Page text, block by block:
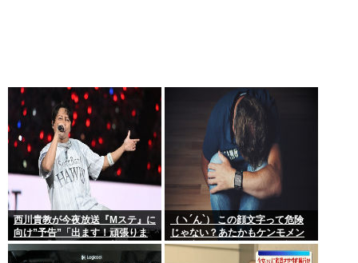
西川貴教が今夜放送『Mステ』に
向け”予告”「出ます！頑張りま
す！」「恐らくアレも着ま
す！」期待膨らむ
（ヽ´ん`） この顔文字って危険
じゃない？あたかもケンモメン
が無害で優しい一般人だと誤解